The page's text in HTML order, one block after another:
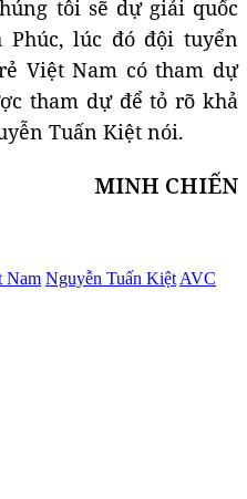
tôi sẽ dự giải quốc
Phúc, lúc đó đội tuyển
Việt Nam có tham dự
tham dự để tỏ rõ khả
Tuấn Kiệt nói.
MINH CHIẾN
Nam Nguyễn Tuấn Kiệt AVC